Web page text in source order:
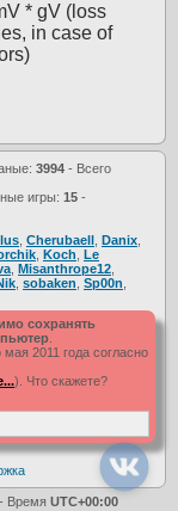
* gV (loss
in case of
3994 - Всего
игры: 15 -
Cherubaell Danix
Koch Le
Misanthrope12
sobaken Sp00n
сохранять
2011 года согласно
). Что скажете?
- Время UTC+00:00